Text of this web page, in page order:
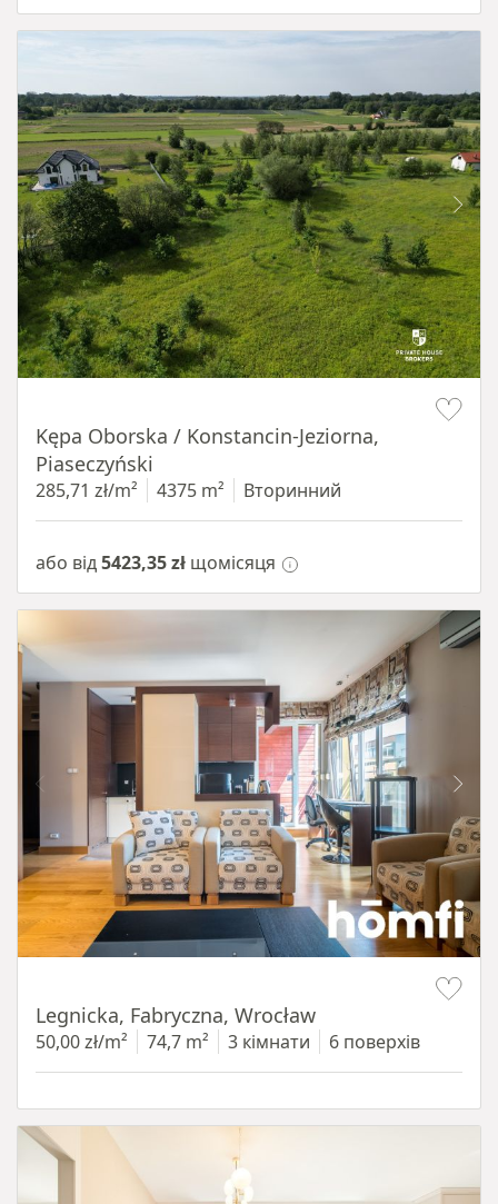
Kępa Oborska / Konstancin-Jeziorna,
Piaseczyński
285,71 zł/m² 4375 m² Вторинний
або від5423,35 zł щомісяця
Legnicka, Fabryczna, Wrocław
50,00 zł/m² 74,7 m² 3 кімнати 6 поверхів